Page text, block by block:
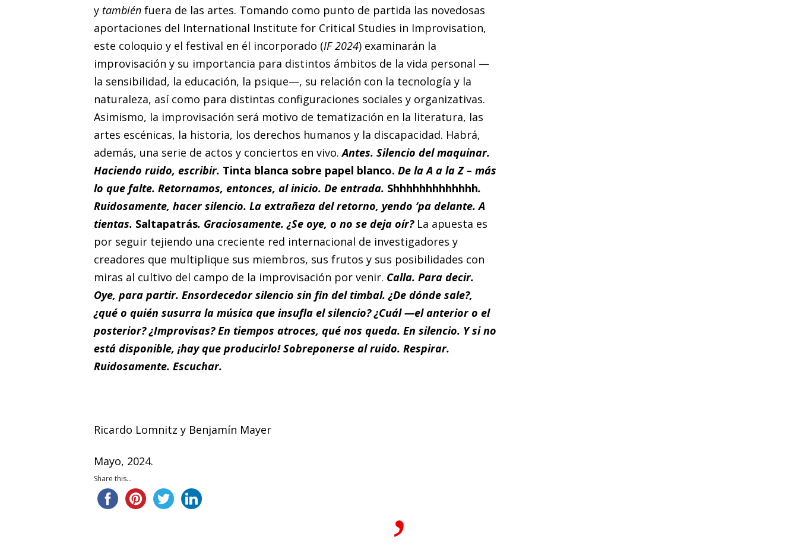
y tambiénfuera de las artes. Tomando como punto de partida las novedosas
aportaciones del International Institute for Critical Studies in Improvisation,
este coloquio y el festival en él incorporado (IF 2024) examinarán la
improvisación y su importancia para distintos ámbitos de la vida personal —
la sensibilidad, la educación, la psique—, su relación con la tecnología y la
naturaleza, así como para distintas configuraciones sociales y organizativas.
Asimismo, la improvisación será motivo de tematización en la literatura, las
artes escénicas, la historia, los derechos humanos y la discapacidad. Habrá,
además, una serie de actos y conciertos en vivo.Antes. Silencio del maquinar.
Haciendo ruido, escribir. Tinta blanca sobre papel blanco. De la A a la Z – más
lo que falte. Retornamos, entonces, al inicio. De entrada. Shhhhhhhhhhhhh.
Ruidosamente, hacer silencio. La extrañeza del retorno, yendo ‘pa delante. A
tientas. Saltapatrás. Graciosamente. ¿Se oye, o no se deja oír? La apuesta es
por seguir tejiendo una creciente red internacional de investigadores y
creadores que multiplique sus miembros, sus frutos y sus posibilidades con
miras al cultivo del campo de la improvisación por venir. Calla. Para decir.
Oye, para partir. Ensordecedor silencio sin fin del timbal. ¿De dónde sale?,
¿qué o quién susurra la música que insufla el silencio? ¿Cuál —el anterior o el
posterior? ¿Improvisas? En tiempos atroces, qué nos queda. En silencio. Y si no
está disponible, ¡hay que producirlo! Sobreponerse al ruido. Respirar.
Ruidosamente. Escuchar.
Ricardo Lomnitz y Benjamín Mayer
Mayo, 2024.
Share this...